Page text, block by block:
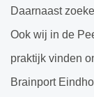
Daarnaast
Ook wij in de
praktijk vinden
Brainport